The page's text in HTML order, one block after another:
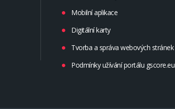
Mobilní aplikace
Digitální karty
Tvorba a správa webových stránek
Podmínky užívání portálu gscore.eu